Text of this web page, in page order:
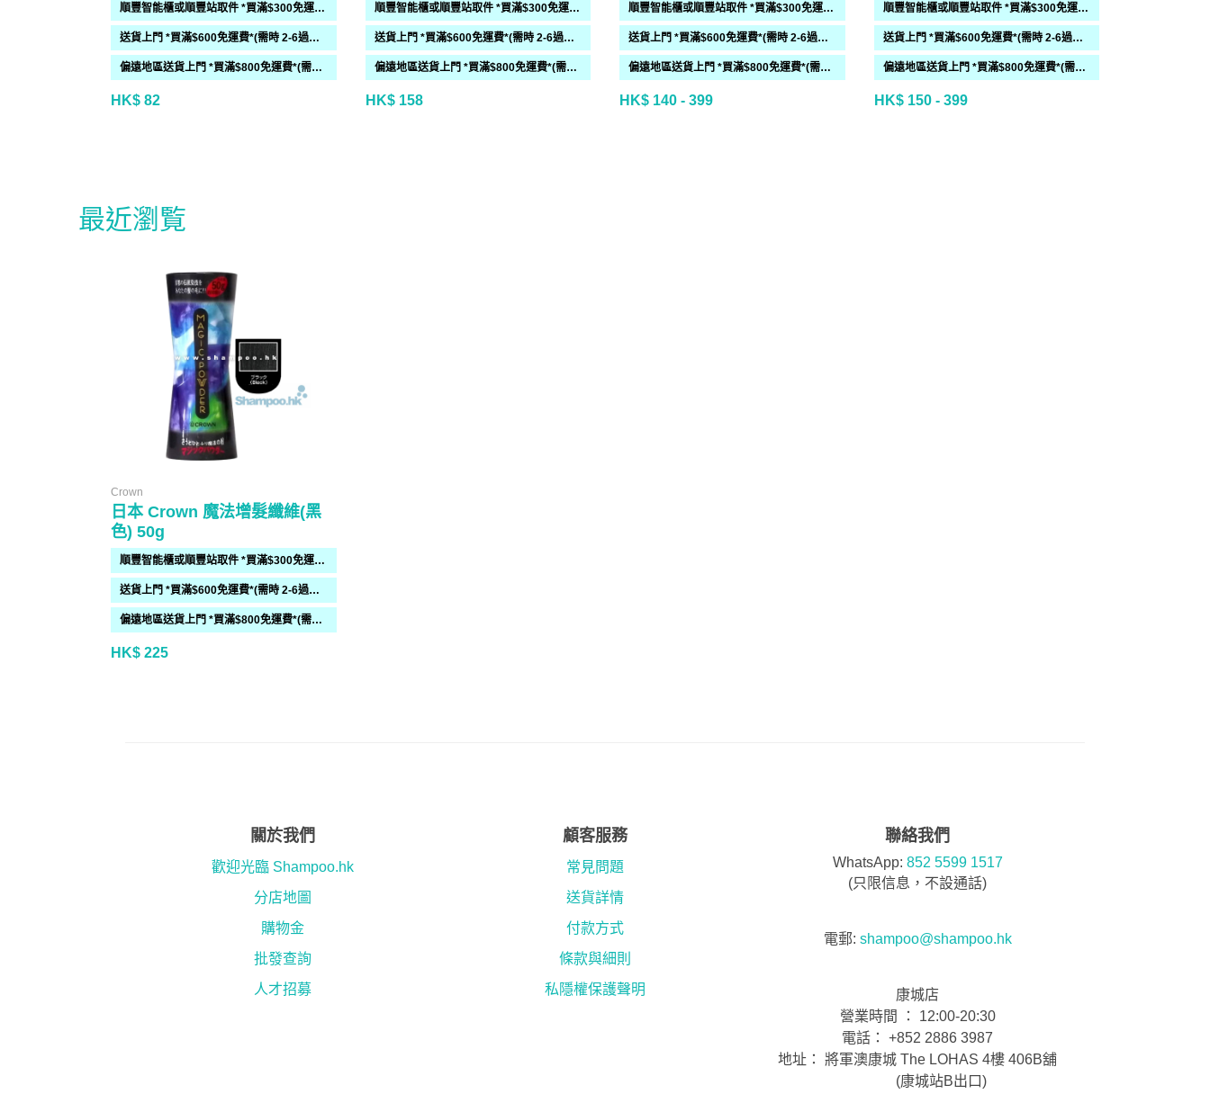
順豐智能櫃或順豐站取件 *買滿$300免運費*
送貨上門 *買滿$600免運費*(需時 2-6過工作天)
偏遠地區送貨上門 *買滿$800免運費*(需時 2-6個工作天)
HK$ 82
順豐智能櫃或順豐站取件 *買滿$300免運費*
送貨上門 *買滿$600免運費*(需時 2-6過工作天)
偏遠地區送貨上門 *買滿$800免運費*(需時 2-6個工作天)
HK$ 158
順豐智能櫃或順豐站取件 *買滿$300免運費*
送貨上門 *買滿$600免運費*(需時 2-6過工作天)
偏遠地區送貨上門 *買滿$800免運費*(需時 2-6個工作天)
HK$ 140 - 399
順豐智能櫃或順豐站取件 *買滿$300免運費*
送貨上門 *買滿$600免運費*(需時 2-6過工作天)
偏遠地區送貨上門 *買滿$800免運費*(需時 2-6個工作天)
HK$ 150 - 399
最近瀏覧
Crown
日本 Crown 魔法增髮纖維(黑
色) 50g
順豐智能櫃或順豐站取件 *買滿$300免運費*
送貨上門 *買滿$600免運費*(需時 2-6過工作天)
偏遠地區送貨上門 *買滿$800免運費*(需時 2-6個工作天)
HK$ 225
關於我們
歡迎光臨 Shampoo.hk
分店地圖
購物金
批發查詢
人才招募
顧客服務
常見問題
送貨詳情
付款方式
條款與細則
私隱權保護聲明
聯絡我們
WhatsApp: 852 5599 1517
(只限信息，不設通話)
電郵: shampoo@shampoo.hk
康城店
營業時間 ： 12:00-20:30
電話： +852 2886 3987
地址： 將軍澳康城 The LOHAS 4樓 406B舖
(康城站B出口)